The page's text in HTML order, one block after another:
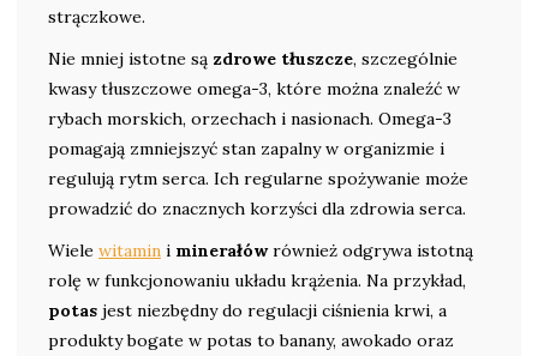
strączkowe.
Nie mniej istotne są zdrowe tłuszcze, szczególnie
kwasy tłuszczowe omega-3, które można znaleźć w
rybach morskich, orzechach i nasionach. Omega-3
pomagają zmniejszyć stan zapalny w organizmie i
regulują rytm serca. Ich regularne spożywanie może
prowadzić do znacznych korzyści dla zdrowia serca.
Wiele witamin i minerałówrównież odgrywa istotną
rolę w funkcjonowaniu układu krążenia. Na przykład,
potas jest niezbędny do regulacji ciśnienia krwi, a
produkty bogate w potas to banany, awokado oraz